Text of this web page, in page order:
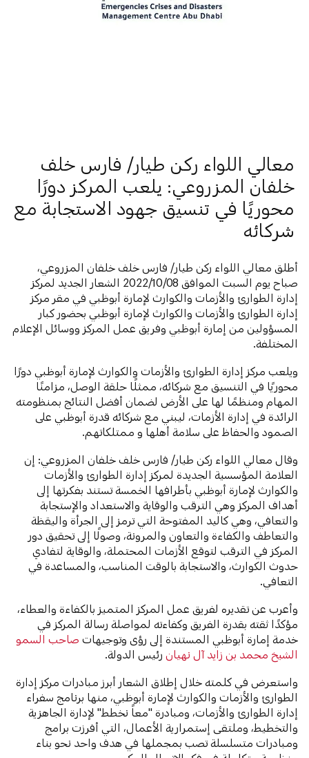
معالي اللواء ركن طيار/ فارس خلف
خلفان المزروعي: يلعب المركز دورًا
محوريًا في تنسيق جهود الاستجابة مع
شركائه
أطلق معالي اللواء ركن طيار/ فارس خلف خلفان المزروعي،
صباح يوم السبت الموافق 2022/10/08 الشعار الجديد لمركز
إدارة الطوارئ والأزمات والكوارث لإمارة أبوظبي في مقر مركز
إدارة الطوارئ والأزمات والكوارث لإمارة أبوظبي بحضور كبار
المسؤولين من إمارة أبوظبي وفريق عمل المركز ووسائل الإعلام
المختلفة.
ويلعب مركز إدارة الطوارئ والأزمات والكوارث لإمارة أبوظبي دورًا
محوريًا في التنسيق مع شركائه، ممثلًا حلقة الوصل، مزامنًا
المهام ومنظمًا لها على الأرض لضمان أفضل النتائج بمنظومته
الرائدة في إدارة الأزمات، ليبني مع شركائه قدرة أبوظبي على
الصمود والحفاظ على سلامة أهلها و ممتلكاتهم.
وقال معالي اللواء ركن طيار/ فارس خلف خلفان المزروعي: إن
العلامة المؤسسية الجديدة لمركز إدارة الطوارئ والأزمات
والكوارث لإمارة أبوظبي بأطرافها الخمسة تستند بفكرتها إلى
أهداف المركز وهي الترقب والوقاية والاستعداد والإستجابة
والتعافي، وهي كاليد المفتوحة التي ترمز إلى الجرأة واليقظة
والتعاطف والكفاءة والتعاون والمرونة، وصولًا إلى تحقيق دور
المركز في الترقب لتوقع الأزمات المحتملة، والوقاية لتفادي
حدوث الكوارث، والاستجابة بالوقت المناسب، والمساعدة في
التعافي.
وأعرب عن تقديره لفريق عمل المركز المتميز بالكفاءة والعطاء،
مؤكدًا ثقته بقدرة الفريق وكفاءته لمواصلة رسالة المركز في
خدمة إمارة أبوظبي المستندة إلى رؤى وتوجيهاتصاحب السمو
الشيخ محمد بن زايد آل نهيانرئيس الدولة.
واستعرض في كلمته خلال إطلاق الشعار أبرز مبادرات مركز إدارة
الطوارئ والأزمات والكوارث لإمارة أبوظبي، منها برنامج سفراء
إدارة الطوارئ والأزمات، ومبادرة "معاً نخطط" لإدارة الجاهزية
والتخطيط، وملتقى إستمرارية الأعمال، التي أفرزت برامج
ومبادرات متسلسلة تصب بمجملها في هدف واحد نحو بناء